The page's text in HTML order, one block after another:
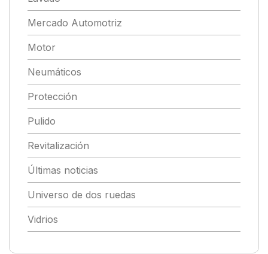
Mercado Automotriz
Motor
Neumáticos
Protección
Pulido
Revitalización
Últimas noticias
Universo de dos ruedas
Vidrios